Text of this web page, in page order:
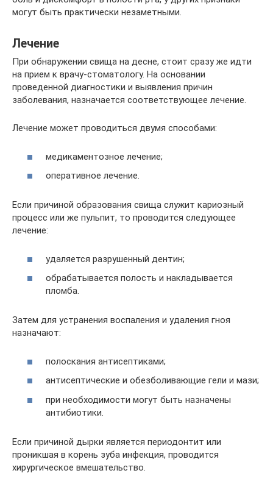
могут быть практически незаметными.
Лечение
При обнаружении свища на десне, стоит сразу же идти
на прием к врачу-стоматологу. На основании
проведенной диагностики и выявления причин
заболевания, назначается соответствующее лечение.
Лечение может проводиться двумя способами:
медикаментозное лечение;
оперативное лечение.
Если причиной образования свища служит кариозный
процесс или же пульпит, то проводится следующее
лечение:
удаляется разрушенный дентин;
обрабатывается полость и накладывается
пломба.
Затем для устранения воспаления и удаления гноя
назначают:
полоскания антисептиками;
антисептические и обезболивающие гели и мази;
при необходимости могут быть назначены
антибиотики.
Если причиной дырки является периодонтит или
проникшая в корень зуба инфекция, проводится
хирургическое вмешательство.